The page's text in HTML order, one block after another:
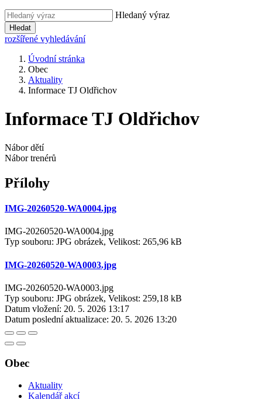
Hledaný výraz
Hledat
rozšířené vyhledávání
Úvodní stránka
Obec
Aktuality
Informace TJ Oldřichov
Informace TJ Oldřichov
Nábor dětí
Nábor trenérů
Přílohy
IMG-20260520-WA0004.jpg
IMG-20260520-WA0004.jpg
Typ souboru: JPG obrázek, Velikost: 265,96 kB
IMG-20260520-WA0003.jpg
IMG-20260520-WA0003.jpg
Typ souboru: JPG obrázek, Velikost: 259,18 kB
Datum vložení: 20. 5. 2026 13:17
Datum poslední aktualizace: 20. 5. 2026 13:20
Obec
Aktuality
Kalendář akcí